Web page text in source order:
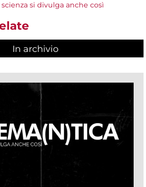
si divulga anche così
In archivio